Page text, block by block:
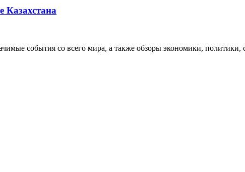
Казахстана
события со всего мира, а также обзоры экономики, политики,